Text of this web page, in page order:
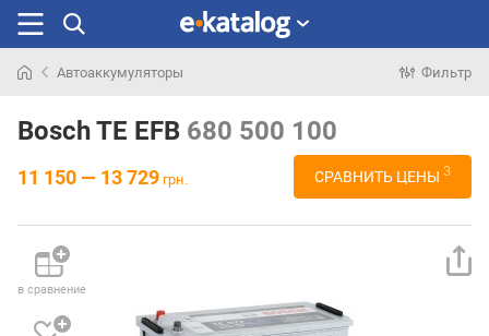
раньше
Автоаккумуляторы Фильтр
Bosch TE EFB 680 500 100
11 150 — 13 729 грн. СРАВНИТЬ ЦЕНЫ 3
в сравнение